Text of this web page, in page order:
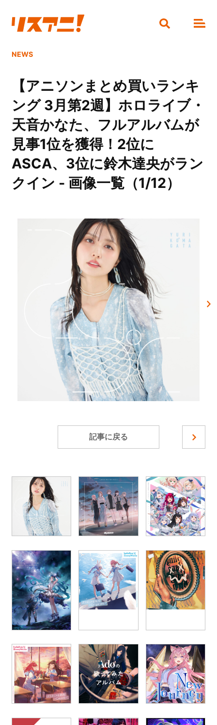
NEWS
【アニソンまとめ買いランキ
ング 3月第2週】ホロライブ・
天音かなた、フルアルバムが
見事1位を獲得！2位に
ASCA、3位に鈴木達央がラン
クイン - 画像一覧（1/12）
記事に戻る